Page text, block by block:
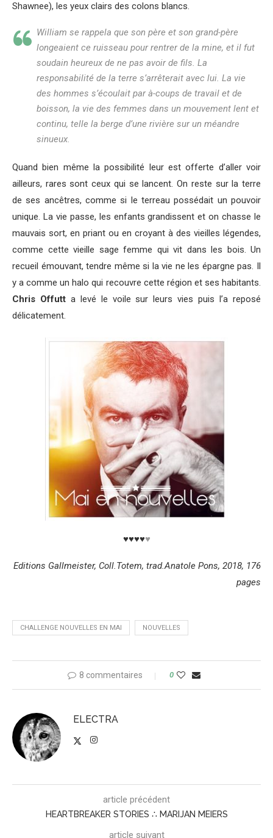
Shawnee), les yeux clairs des colons blancs.
William se rappela que son père et son grand-père
longeaient ce ruisseau pour rentrer de la mine, et il fut
soudain heureux de ne pas avoir de fils. La
responsabilité de la terre s’arrêterait avec lui. La vie
des hommes s’écoulait par à-coups de travail et de
boisson, la vie des femmes dans un mouvement lent et
continu, telle la berge d’une rivière sur un méandre
sinueux.
Quand bien même la possibilité leur est offerte d’aller voir
ailleurs, rares sont ceux qui se lancent. On reste sur la terre
de ses ancêtres, comme si le terreau possédait un pouvoir
unique. La vie passe, les enfants grandissent et on chasse le
mauvais sort, en priant ou en croyant à des vieilles légendes,
comme cette vieille sage femme qui vit dans les bois. Un
recueil émouvant, tendre même si la vie ne les épargne pas. Il
y a comme un halo qui recouvre cette région et ses habitants.
Chris Offutta levé le voile sur leurs vies puis l’a reposé
délicatement.
♥♥♥♥♥
Editions Gallmeister, Coll.Totem, trad.Anatole Pons, 2018, 176
pages
CHALLENGE NOUVELLES EN MAI NOUVELLES
8 commentaires 0
ELECTRA
article précédent
HEARTBREAKER STORIES ∴ MARIJAN MEIERS
article suivant